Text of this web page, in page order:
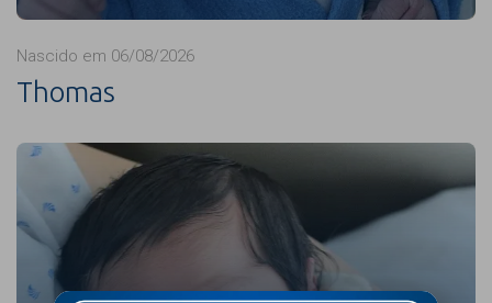
Nascido em 06/08/2026
Thomas